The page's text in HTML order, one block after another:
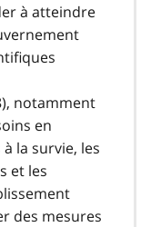
à atteindre
notamment
en
la survie, les
et les
des mesures